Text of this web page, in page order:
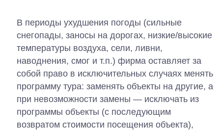
В периоды ухудшения погоды (сильные
снегопады, заносы на дорогах, низкие/высокие
температуры воздуха, сели, ливни,
наводнения, смог и т.п.) фирма оставляет за
собой право в исключительных случаях менять
программу тура: заменять объекты на другие, а
при невозможности замены — исключать из
программы объекты (с последующим
возвратом стоимости посещения объекта),